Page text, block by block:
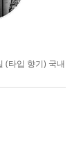
(타입 향기) 국내